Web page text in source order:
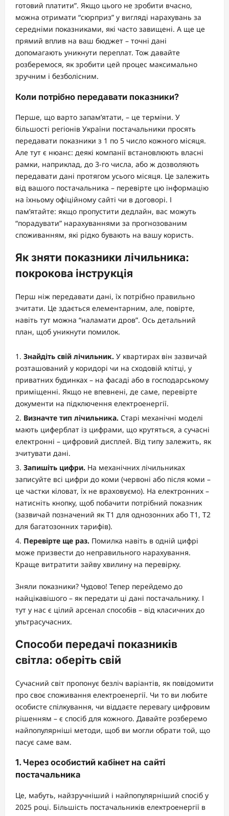
готовий платити”. Якщо цього не зробити вчасно,
можна отримати “сюрприз” у вигляді нарахувань за
середніми показниками, які часто завищені. А ще це
прямий вплив на ваш бюджет – точні дані
допомагають уникнути переплат. Тож давайте
розберемося, як зробити цей процес максимально
зручним і безболісним.
Коли потрібно передавати показники?
Перше, що варто запам’ятати, – це терміни. У
більшості регіонів України постачальники просять
передавати показники з 1 по 5 число кожного місяця.
Але тут є нюанс: деякі компанії встановлюють власні
рамки, наприклад, до 3-го числа, або ж дозволяють
передавати дані протягом усього місяця. Це залежить
від вашого постачальника – перевірте цю інформацію
на їхньому офіційному сайті чи в договорі. І
пам’ятайте: якщо пропустити дедлайн, вас можуть
“порадувати” нарахуваннями за прогнозованим
споживанням, які рідко бувають на вашу користь.
Як зняти показники лічильника:
покрокова інструкція
Перш ніж передавати дані, їх потрібно правильно
зчитати. Це здається елементарним, але, повірте,
навіть тут можна “наламати дров”. Ось детальний
план, щоб уникнути помилок.
Знайдіть свій лічильник. У квартирах він зазвичай
розташований у коридорі чи на сходовій клітці, у
приватних будинках – на фасаді або в господарському
приміщенні. Якщо не впевнені, де саме, перевірте
документи на підключення електроенергії.
Визначте тип лічильника. Старі механічні моделі
мають циферблат із цифрами, що крутяться, а сучасні
електронні – цифровий дисплей. Від типу залежить, як
зчитувати дані.
Запишіть цифри. На механічних лічильниках
записуйте всі цифри до коми (червоні або після коми –
це частки кіловат, їх не враховуємо). На електронних –
натисніть кнопку, щоб побачити потрібний показник
(зазвичай позначений як T1 для однозонних або T1, T2
для багатозонних тарифів).
Перевірте ще раз. Помилка навіть в одній цифрі
може призвести до неправильного нарахування.
Краще витратити зайву хвилину на перевірку.
Зняли показники? Чудово! Тепер перейдемо до
найцікавішого – як передати ці дані постачальнику. І
тут у нас є цілий арсенал способів – від класичних до
ультрасучасних.
Способи передачі показників
світла: оберіть свій
Сучасний світ пропонує безліч варіантів, як повідомити
про своє споживання електроенергії. Чи то ви любите
особисте спілкування, чи віддаєте перевагу цифровим
рішенням – є спосіб для кожного. Давайте розберемо
найпопулярніші методи, щоб ви могли обрати той, що
пасує саме вам.
1. Через особистий кабінет на сайті
постачальника
Це, мабуть, найзручніший і найпопулярніший спосіб у
2025 році. Більшість постачальників електроенергії в